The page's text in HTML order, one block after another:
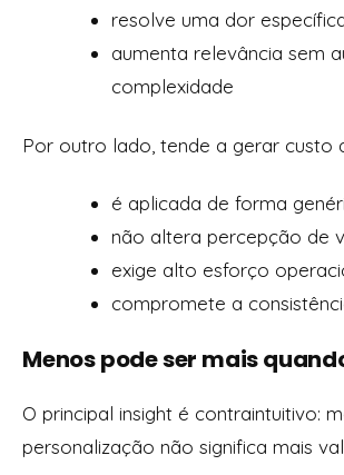
resolve uma dor
aumenta relevância sem
complexidade
Por outro lado, tende a gerar custo
é aplicada de forma
não altera percepção de
exige alto esforço
compromete a
Menos pode ser mais
O principal insight é contraintuitivo:
personalização não significa mais